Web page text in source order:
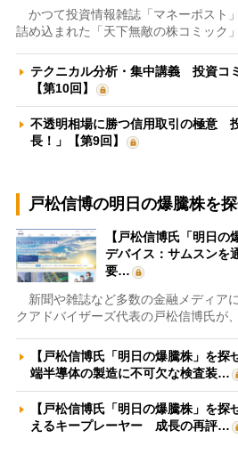
かつて投資情報雑誌「マネーポスト
詰め込まれた「天下無敵の株コミック
テクニカル分析・集中講義 投資コ
【第10回】
不透明相場に勝つ信用取引の極意
長！」【第9回】
戸松信博の明日の爆騰株を探
【戸松信博氏「明日
デバイス：サムスンを
要…
新聞や雑誌など多数の金融メディア
クアドバイザーズ代表の戸松信博氏が
【戸松信博氏「明日の爆騰株」を
端半導体の製造に不可欠な検査装…
【戸松信博氏「明日の爆騰株」を
えるキープレーヤー 成長の再評…